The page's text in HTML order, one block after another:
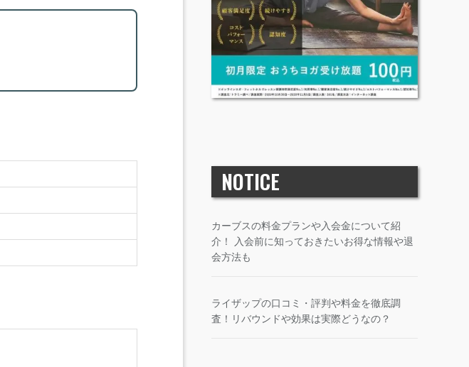
NOTICE
カーブスの料金プランや入会金について紹
介！ 入会前に知っておきたいお得な情報や退
会方法も
ライザップの口コミ・評判や料金を徹底調
査！リバウンドや効果は実際どうなの？